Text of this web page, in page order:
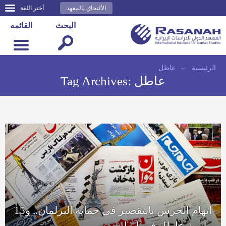
أختر اللغة الألتحاق بالمعهد
القائمه البحث
الرئيسية ← عاطل
Tag Archives: عاطل
اتهام الحرس بالتقصير في حماية البرلمان.. و15